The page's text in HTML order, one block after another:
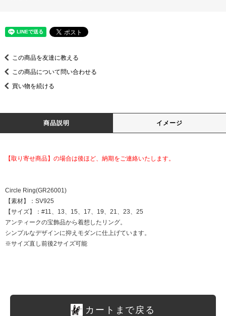
この商品を友達に教える
この商品について問い合わせる
買い物を続ける
商品説明 イメージ
【取り寄せ商品】の場合は後ほど、納期をご連絡いたします。
Circle Ring(GR26001)
【素材】：SV925
【サイズ】：#11、13、15、17、19、21、23、25
アンティークの宝飾品から着想したリング。
シンプルなデザインに抑えモダンに仕上げています。
※サイズ直し前後2サイズ可能
カートまで戻る